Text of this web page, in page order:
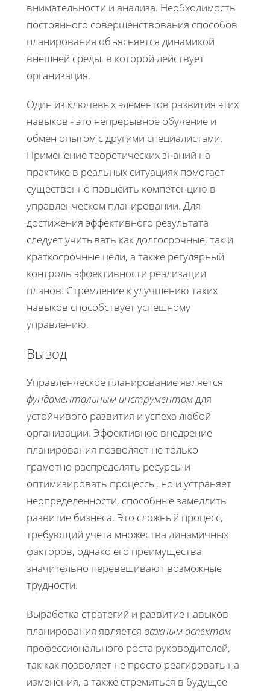
внимательности и анализа. Необходимость
постоянного совершенствования способов
планирования объясняется динамикой
внешней среды, в которой действует
организация.
Один из ключевых элементов развития этих
навыков - это непрерывное обучение и
обмен опытом с другими специалистами.
Применение теоретических знаний на
практике в реальных ситуациях помогает
существенно повысить компетенцию в
управленческом планировании. Для
достижения эффективного результата
следует учитывать как долгосрочные, так и
краткосрочные цели, а также регулярный
контроль эффективности реализации
планов. Стремление к улучшению таких
навыков способствует успешному
управлению.
Вывод
Управленческое планирование является
фундаментальным инструментомдля
устойчивого развития и успеха любой
организации. Эффективное внедрение
планирования позволяет не только
грамотно распределять ресурсы и
оптимизировать процессы, но и устраняет
неопределенности, способные замедлить
развитие бизнеса. Это сложный процесс,
требующий учёта множества динамичных
факторов, однако его преимущества
значительно перевешивают возможные
трудности.
Выработка стратегий и развитие навыков
планирования является важным аспектом
профессионального роста руководителей,
так как позволяет не просто реагировать на
изменения, а также стремиться в будущее